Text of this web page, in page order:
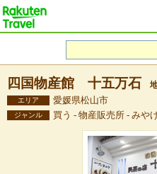
四国物産館 十五万石
エリア 愛媛県松山市
ジャンル 買う - 物産販売所 - みや